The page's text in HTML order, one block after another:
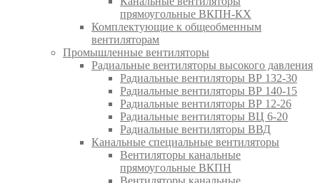
прямоугольные ВКПН-КХ
Комплектующие к общеобменным
вентиляторам
Промышленные вентиляторы
Радиальные вентиляторы высокого давления
Радиальные вентиляторы ВР 132-30
Радиальные вентиляторы ВР 140-15
Радиальные вентиляторы ВР 12-26
Радиальные вентиляторы ВЦ 6-20
Радиальные вентиляторы ВВД
Канальные специальные вентиляторы
Вентиляторы канальные
прямоугольные ВКПН
Вентиляторы канальные